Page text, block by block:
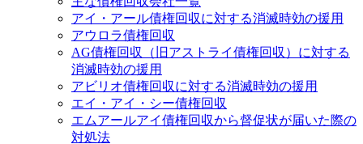
アイ・アール債権回収に対する消滅時効の援用
アウロラ債権回収
AG債権回収（旧アストライ債権回収）に対する
消滅時効の援用
アビリオ債権回収に対する消滅時効の援用
エイ・アイ・シー債権回収
エムアールアイ債権回収から督促状が届いた際の
対処法